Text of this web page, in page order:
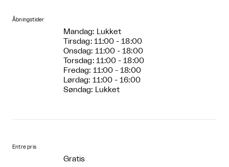
Åbningstider
Mandag: Lukket
Tirsdag: 11:00 - 18:00
Onsdag: 11:00 - 18:00
Torsdag: 11:00 - 18:00
Fredag: 11:00 - 18:00
Lørdag: 11:00 - 16:00
Søndag: Lukket
Entre pris
Gratis